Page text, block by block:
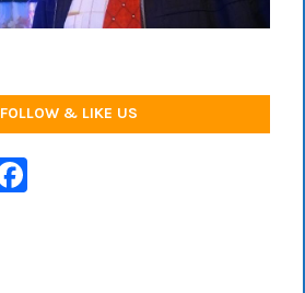
FOLLOW & LIKE US
F